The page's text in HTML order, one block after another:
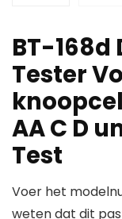
BT-
Tester
AA C D
Test
Voer het
weten dat dit